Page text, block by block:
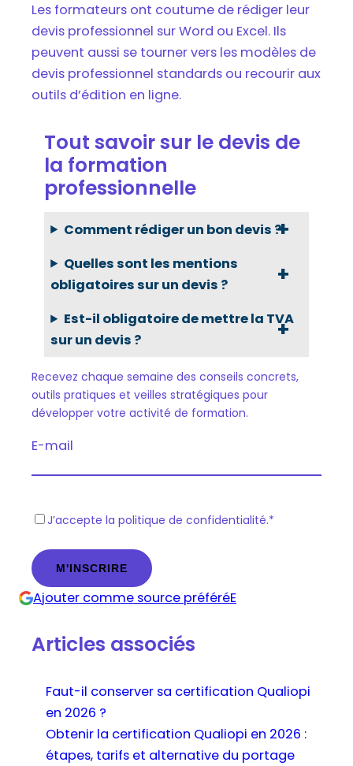
Les formateurs ont coutume de rédiger leur
devis professionnel sur Word ou Excel. Ils
peuvent aussi se tourner vers les modèles de
devis professionnel standards ou recourir aux
outils d’édition en ligne.
Tout savoir sur le devis de
la formation
professionnelle
Comment rédiger un bon devis ?
Quelles sont les mentions
obligatoires sur un devis ?
Est-il obligatoire de mettre la TVA
sur un devis ?
Recevez chaque semaine des conseils concrets,
outils pratiques et veilles stratégiques pour
développer votre activité de formation.
E-mail
R
P
D
*
J’accepte la politique de confidentialité.*
Ajouter comme source préféréE
Articles associés
Faut-il conserver sa certification Qualiopi
en 2026 ?
Obtenir la certification Qualiopi en 2026 :
étapes, tarifs et alternative du portage